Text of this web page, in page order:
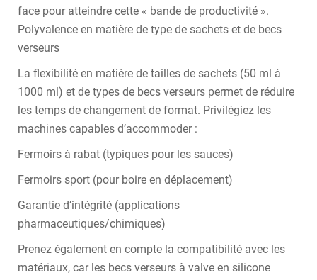
face pour atteindre cette « bande de productivité ».
Polyvalence en matière de type de sachets et de becs
verseurs
La flexibilité en matière de tailles de sachets (50 ml à
1000 ml) et de types de becs verseurs permet de réduire
les temps de changement de format. Privilégiez les
machines capables d’accommoder :
Fermoirs à rabat (typiques pour les sauces)
Fermoirs sport (pour boire en déplacement)
Garantie d’intégrité (applications
pharmaceutiques/chimiques)
Prenez également en compte la compatibilité avec les
matériaux, car les becs verseurs à valve en silicone